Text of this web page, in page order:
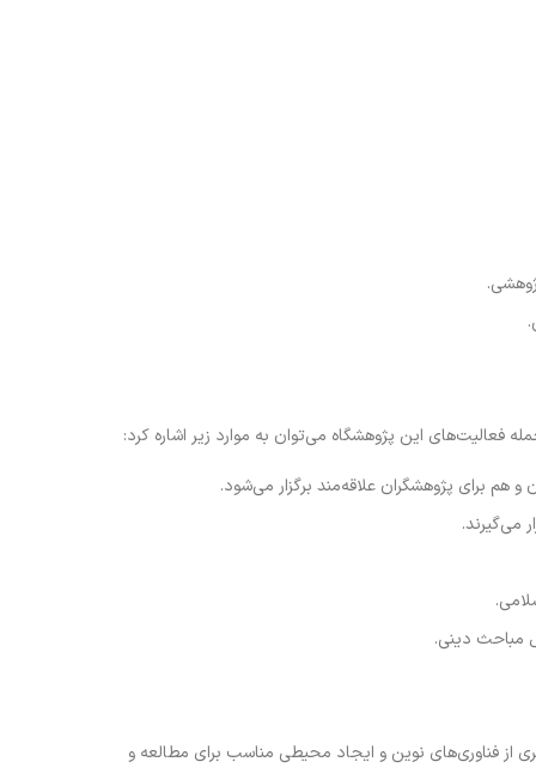
فعالیت‌های این پژوهشگاه می‌توان به موارد زیر اشاره کرد:
هم برای پژوهشگران علاقه‌مند برگزار می‌شود.
می‌گیرند.
مباحث دینی.
از فناوری‌های نوین و ایجاد محیطی مناسب برای مطالعه و